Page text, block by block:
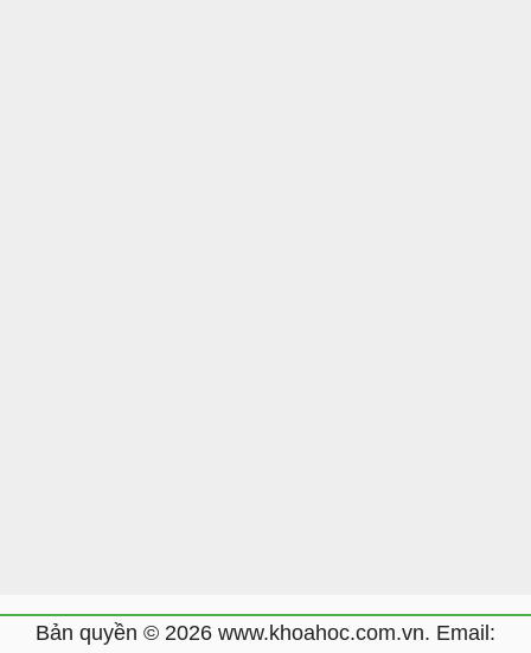
Bản quyền © 2026 www.khoahoc.com.vn. Email: